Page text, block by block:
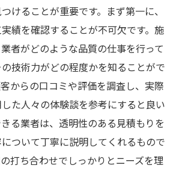
けることが重要です。まず第一に、
績を確認することが不可欠です。施
者がどのような品質の仕事を行って
技術力がどの程度かを知ることがで
からの口コミや評価を調査し、実際
た人々の体験談を参考にすると良い
る業者は、透明性のある見積もりを
ついて丁寧に説明してくれるもので
打ち合わせでしっかりとニーズを理